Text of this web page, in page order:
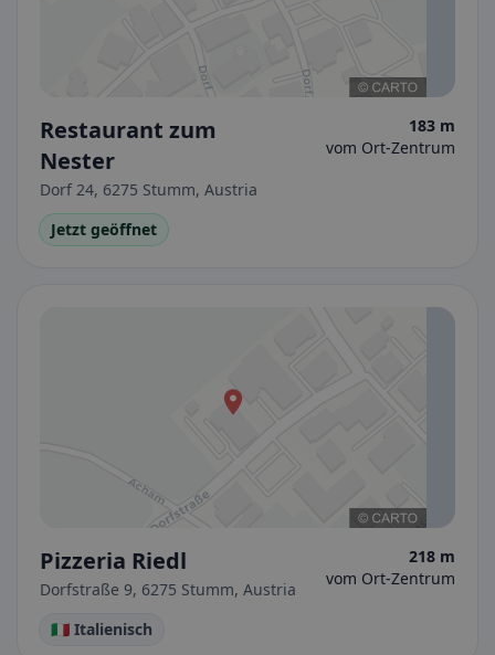
Restaurant zum
Nester
Dorf 24, 6275 Stumm, Austria
183 m
vom Ort-Zentrum
Jetzt geöffnet
Pizzeria Riedl
Dorfstraße 9, 6275 Stumm, Austria
218 m
vom Ort-Zentrum
🇮🇹 Italienisch